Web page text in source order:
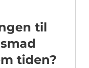
til
tiden?